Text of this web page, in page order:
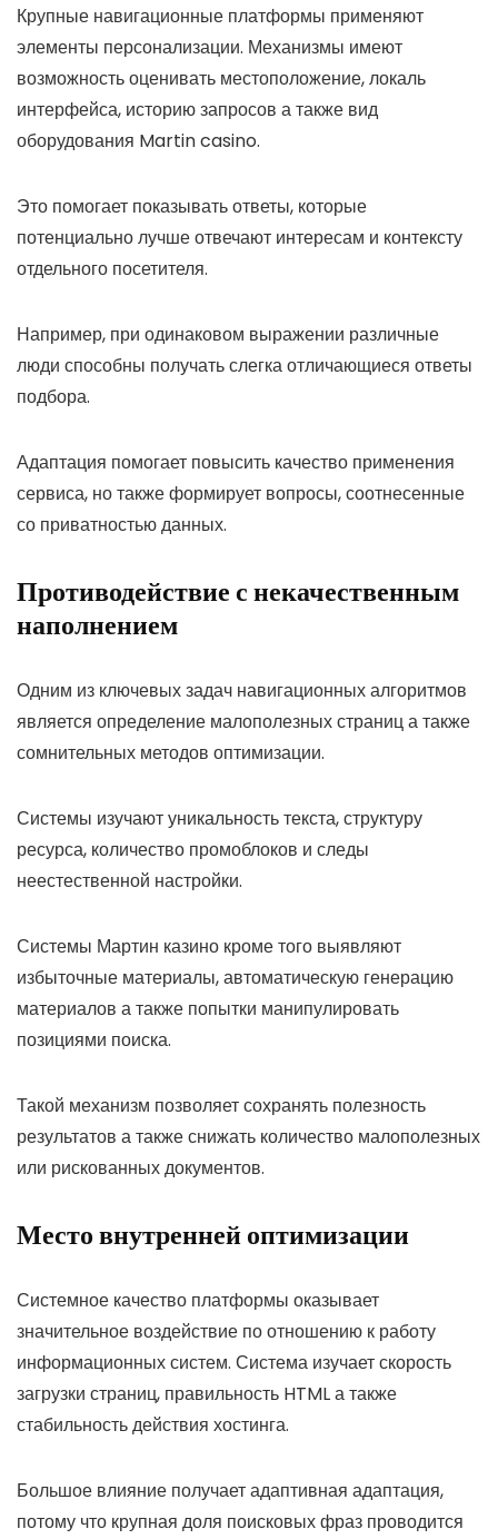
Крупные навигационные платформы применяют
элементы персонализации. Механизмы имеют
возможность оценивать местоположение, локаль
интерфейса, историю запросов а также вид
оборудования Martin casino.
Это помогает показывать ответы, которые
потенциально лучше отвечают интересам и контексту
отдельного посетителя.
Например, при одинаковом выражении различные
люди способны получать слегка отличающиеся ответы
подбора.
Адаптация помогает повысить качество применения
сервиса, но также формирует вопросы, соотнесенные
со приватностью данных.
Противодействие с некачественным
наполнением
Одним из ключевых задач навигационных алгоритмов
является определение малополезных страниц а также
сомнительных методов оптимизации.
Системы изучают уникальность текста, структуру
ресурса, количество промоблоков и следы
неестественной настройки.
Системы Мартин казино кроме того выявляют
избыточные материалы, автоматическую генерацию
материалов а также попытки манипулировать
позициями поиска.
Такой механизм позволяет сохранять полезность
результатов а также снижать количество малополезных
или рискованных документов.
Место внутренней оптимизации
Системное качество платформы оказывает
значительное воздействие по отношению к работу
информационных систем. Система изучает скорость
загрузки страниц, правильность HTML а также
стабильность действия хостинга.
Большое влияние получает адаптивная адаптация,
потому что крупная доля поисковых фраз проводится